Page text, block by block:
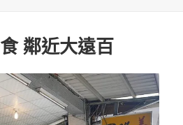
鄰近大遠百